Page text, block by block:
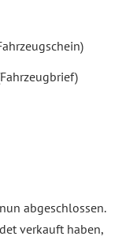
abgeschlossen.
verkauft haben,